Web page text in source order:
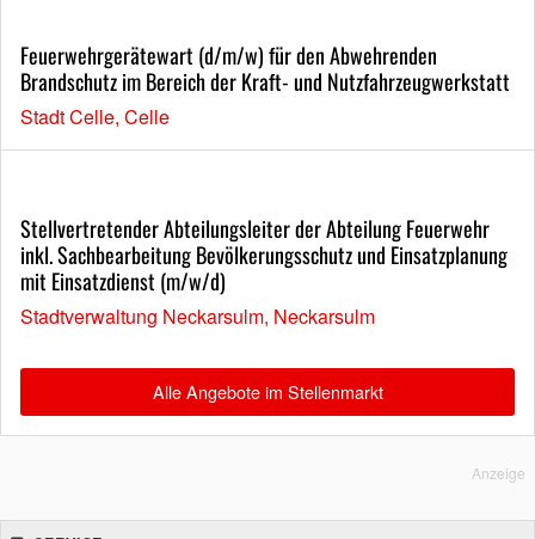
Feuerwehrgerätewart (d/m/w) für den Abwehrenden
Brandschutz im Bereich der Kraft- und Nutzfahrzeugwerkstatt
Stadt Celle, Celle
Stellvertretender Abteilungsleiter der Abteilung Feuerwehr
inkl. Sachbearbeitung Bevölkerungsschutz und Einsatzplanung
mit Einsatzdienst (m/w/d)
Stadtverwaltung Neckarsulm, Neckarsulm
Alle Angebote im Stellenmarkt
Anzeige